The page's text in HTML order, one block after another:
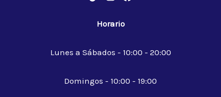
Horario
Lunes a Sábados - 10:00 - 20:00
Domingos - 10:00 - 19:00